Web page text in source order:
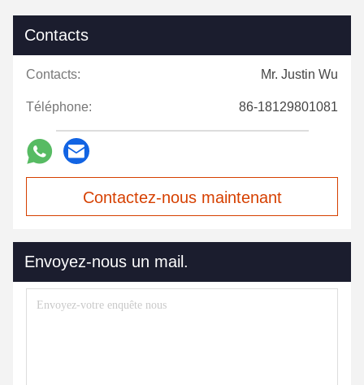
Contacts
Contacts: Mr. Justin Wu
Téléphone: 86-18129801081
Contactez-nous maintenant
Envoyez-nous un mail.